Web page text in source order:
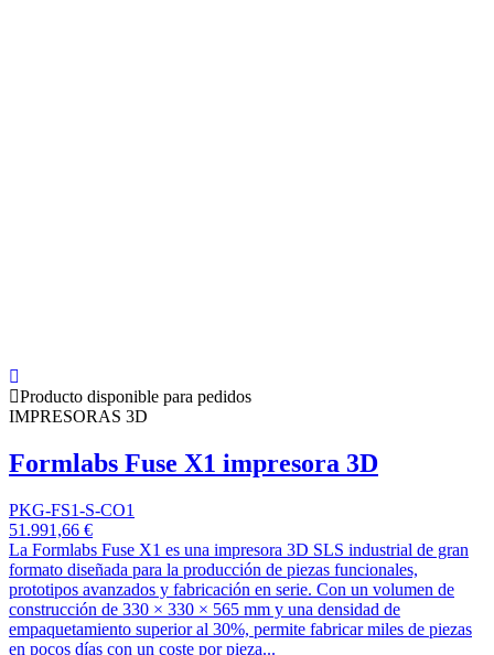
Producto disponible para pedidos
IMPRESORAS 3D
Formlabs Fuse X1 impresora 3D
PKG-FS1-S-CO1
51.991,66 €
La Formlabs Fuse X1 es una impresora 3D SLS industrial de gran
formato diseñada para la producción de piezas funcionales,
prototipos avanzados y fabricación en serie. Con un volumen de
construcción de 330 × 330 × 565 mm y una densidad de
empaquetamiento superior al 30%, permite fabricar miles de piezas
en pocos días con un coste por pieza...